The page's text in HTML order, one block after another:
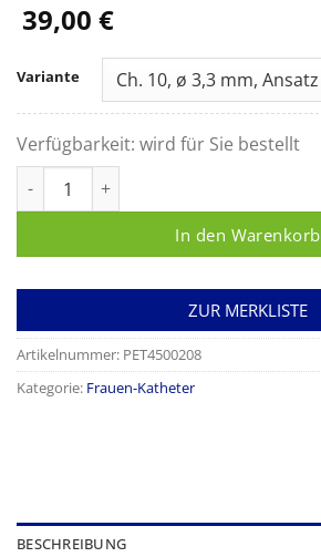
39,00 €
Variante
Verfügbarkeit: wird für Sie bestellt
In den Warenkorb
ZUR MERKLISTE
Artikelnummer: PET4500208
Kategorie: Frauen-Katheter
BESCHREIBUNG